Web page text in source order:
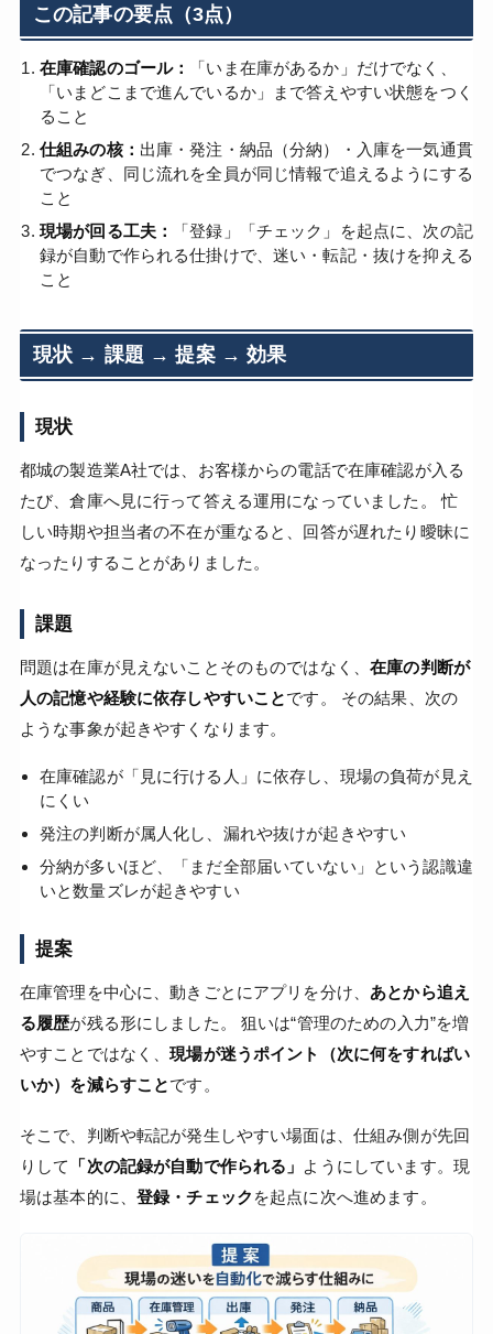
この記事の要点（3点）
在庫確認のゴール：
「いま在庫があるか」だけでなく、
「いまどこまで進んでいるか」まで答えやすい状態をつく
ること
仕組みの核： 出庫・発注・納品（分納）・入庫を一気通貫
でつなぎ、同じ流れを全員が同じ情報で追えるようにする
こと
現場が回る工夫：
「登録」「チェック」を起点に、次の記
録が自動で作られる仕掛けで、迷い・転記・抜けを抑える
こと
現状 → 課題 → 提案 → 効果
現状
都城の製造業A社では、お客様からの電話で在庫確認が入る
たび、倉庫へ見に行って答える運用になっていました。 忙
しい時期や担当者の不在が重なると、回答が遅れたり曖昧に
なったりすることがありました。
課題
問題は在庫が見えないことそのものではなく、在庫の判断が
人の記憶や経験に依存しやすいことです。 その結果、次の
ような事象が起きやすくなります。
在庫確認が「見に行ける人」に依存し、現場の負荷が見え
にくい
発注の判断が属人化し、漏れや抜けが起きやすい
分納が多いほど、「まだ全部届いていない」という認識違
いと数量ズレが起きやすい
提案
在庫管理を中心に、動きごとにアプリを分け、 あとから追え
る履歴が残る形にしました。 狙いは“管理のための入力”を増
やすことではなく、現場が迷うポイント（次に何をすればい
いか）を減らすことです。
そこで、判断や転記が発生しやすい場面は、仕組み側が先回
りして
「次の記録が自動で作られる」 ようにしています。現
場は基本的に、 登録・チェック を起点に次へ進めます。